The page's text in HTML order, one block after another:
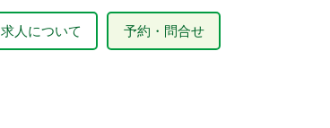
求人について 予約・問合せ